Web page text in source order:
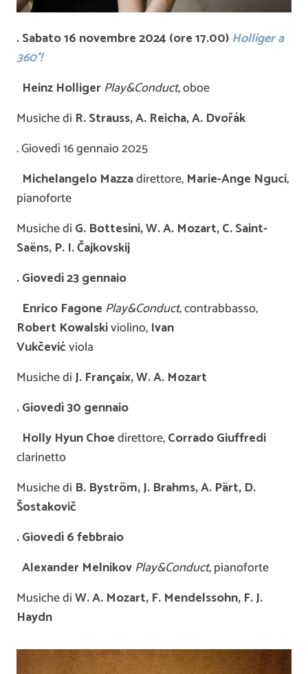
. Sabato 16 novembre 2024 (ore 17.00)Holliger a
360°!
Heinz HolligerPlay&Conduct, oboe
Musiche di R. Strauss, A. Reicha, A. Dvořák
. Giovedì 16 gennaio 2025
Michelangelo Mazzadirettore, Marie-Ange Nguci,
pianoforte
Musiche di G. Bottesini, W. A. Mozart, C. Saint-
Saëns, P. I.Čajkovskij
. Giovedì 23 gennaio
Enrico Fagone Play&Conduct, contrabbasso,
Robert Kowalskiviolino, Ivan
Vukčevićviola
Musiche diJ. Françaix, W. A. Mozart
. Giovedì 30 gennaio
Holly Hyun Choedirettore,Corrado Giuffredi
clarinetto
Musiche di B. Byström, J. Brahms,A. Pärt, D.
Šostakovič
. Giovedì 6 febbraio
Alexander MelnikovPlay&Conduct, pianoforte
Musiche diW. A. Mozart, F. Mendelssohn, F. J.
Haydn